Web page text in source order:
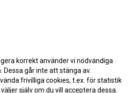
korrekt använder vi nödvändiga
går inte att stänga av.
frivilliga cookies, t.ex. för statistik
själv om du vill acceptera dessa.